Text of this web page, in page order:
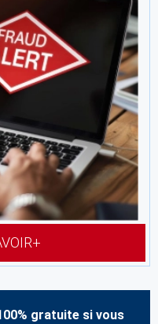
gratuite si vous